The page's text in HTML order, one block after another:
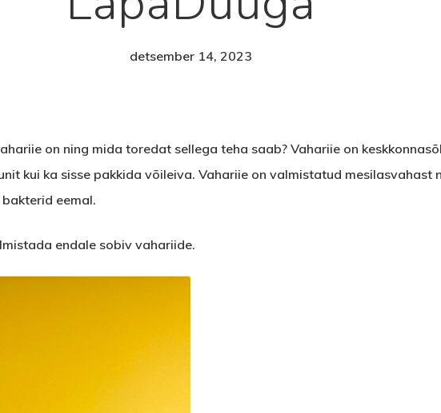
detsember 14, 2023
on ning mida toredat sellega teha saab? Vahariie on
kui ka sisse pakkida võileiva. Vahariie on valmistatud mesilasvahast
eemal.
endale sobiv vahariide.